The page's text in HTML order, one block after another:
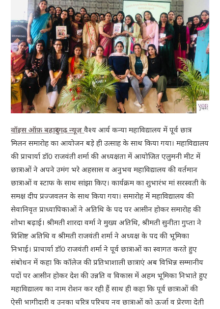
वॉइस ऑफ़ बहादुरगढ़ न्यूज़ वैश्य आर्य कन्या महाविद्यालय में पूर्व छात्र
मिलन समारोह का आयोजन बड़े ही उत्साह के साथ किया गया। महाविद्यालय
की प्राचार्या डॉ0 राजवंती शर्मा की अध्यक्षता में आयोजित एलुमनी मीट में
छात्राओं ने अपने उमंग भरे अहसास व अनुभव महाविद्यालय की वर्तमान
छात्राओं व स्टाफ के साथ सांझा किए। कार्यक्रम का शुभारंभ मां सरस्वती के
समक्ष दीप प्रज्जवलन के साथ किया गया। समारोह में महाविद्यालय की
सेवानिवृत प्राध्यापिकाओं ने अतिथि के पद पर आसीन होकर समारोह की
शोभा बढ़ाई। श्रीमती शारदा वर्मा ने मुख्य अतिथि, श्रीमती सुनीता गुप्ता ने
विशिष्ट अतिथि व श्रीमती राजवंती शर्मा ने अध्यक्ष के पद की भूमिका
निभाई। प्राचार्या डॉ0 राजवंती शर्मा ने पूर्व छात्राओं का स्वागत करते हुए
संबोधन में कहा कि कॉलेज की प्रतिभाशाली छात्राएं अब विभिन्न सम्मानीय
पदों पर आसीन होकर देश की उन्नति व विकास में अहम भूमिका निभाते हुए
महाविद्यालय का नाम रोशन कर रही हैं साथ ही कहा कि पूर्व छात्राओं की
ऐसी भागीदारी व उनका चरित्र परिचय नव छात्राओं को ऊर्जा व प्रेरणा देती